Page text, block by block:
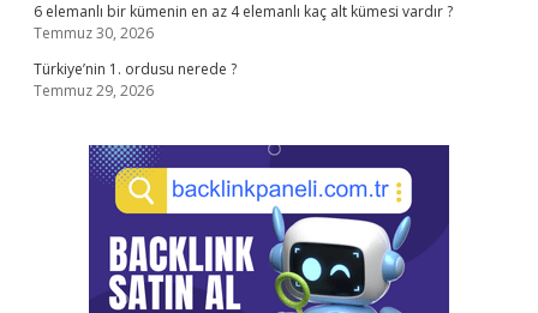
6 elemanlı bir kümenin en az 4 elemanlı kaç alt kümesi vardır ?
Temmuz 30, 2026
Türkiye’nin 1. ordusu nerede ?
Temmuz 29, 2026